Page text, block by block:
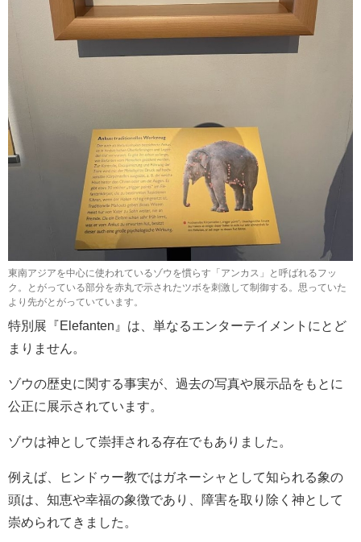
東南アジアを中心に使われているゾウを慣らす「アンカス」と呼ばれるフッ
ク。とがっている部分を赤丸で示されたツボを刺激して制御する。思っていた
より先がとがっていています。
特別展『Elefanten』は、単なるエンターテイメントにとど
まりません。
ゾウの歴史に関する事実が、過去の写真や展示品をもとに
公正に展示されています。
ゾウは神として崇拝される存在でもありました。
例えば、ヒンドゥー教ではガネーシャとして知られる象の
頭は、知恵や幸福の象徴であり、障害を取り除く神として
崇められてきました。